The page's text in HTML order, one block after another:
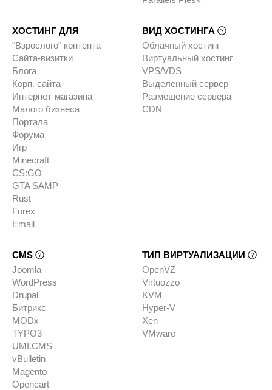
ХОСТИНГ ДЛЯ
"Взрослого" контента
Сайта-визитки
Блога
Корп. сайта
Интернет-магазина
Малого бизнеса
Портала
Форума
Игр
Minecraft
CS:GO
GTA SAMP
Rust
Forex
Email
ВИД ХОСТИНГА
Облачный хостинг
Виртуальный хостинг
VPS/VDS
Выделенный сервер
Размещение сервера
CDN
CMS
Joomla
WordPress
Drupal
Битрикс
MODx
TYPO3
UMI.CMS
vBulletin
Magento
Opencart
ТИП ВИРТУАЛИЗАЦИИ
OpenVZ
Virtuozzo
KVM
Hyper-V
Xen
VMware